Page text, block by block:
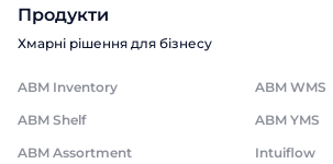
Продукти
Хмарні рішення для бізнесу
ABM Inventory
ABM WMS
ABM Shelf
ABM YMS
ABM Assortment
Intuiflow